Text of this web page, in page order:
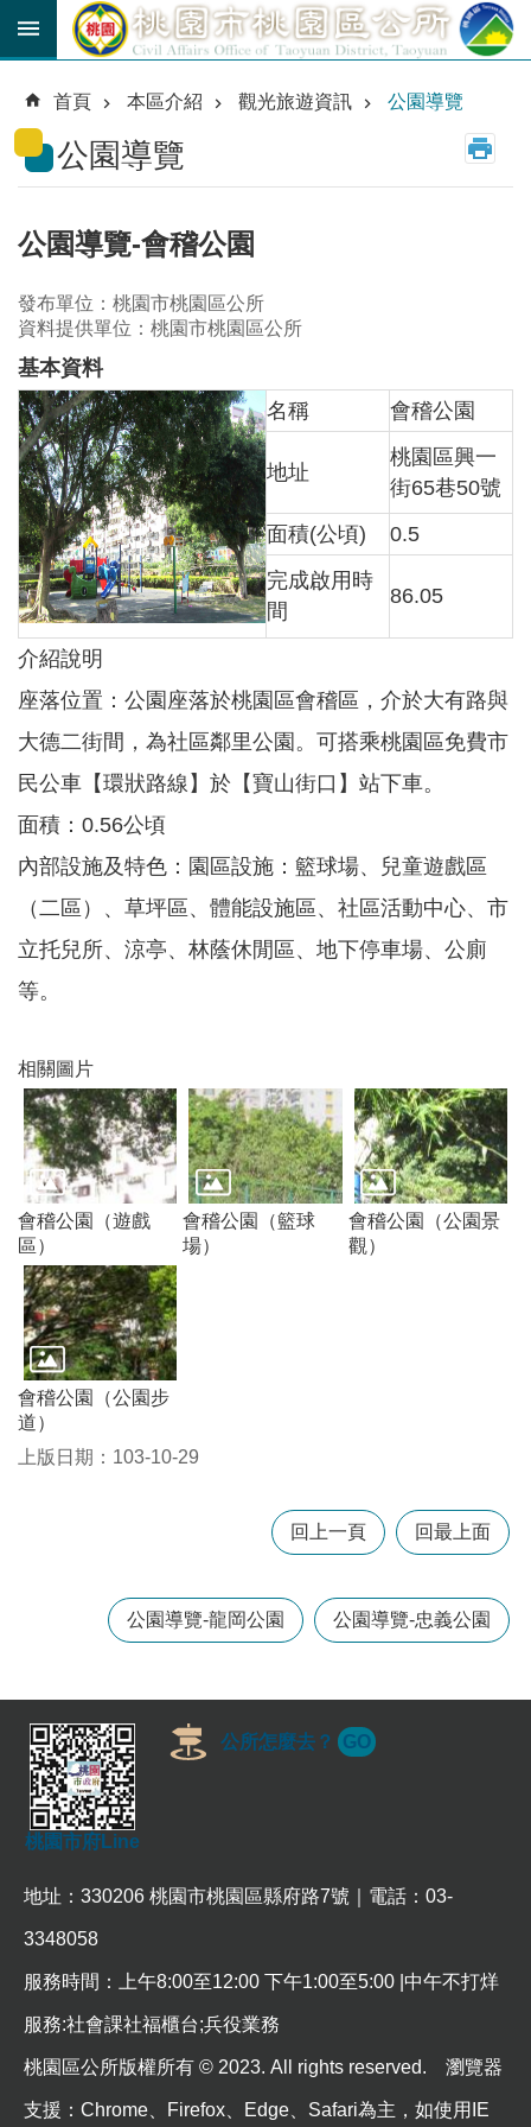
跳到主要內容區塊
育
貼
公
路
線
市
民
卡
進
階
搜
尋
本
區
介
紹
息
告
生
活
民
資
訊
機
通
訊
錄
相
關
資
料
回
首
頁
網
站
導
覽
桃
園
市
政
府
n
s
隱
權
首頁 本區介紹 觀光旅遊資訊 公園導覽
公園導覽
公園導覽-會稽公園
發布單位：桃園市桃園區公所
資料提供單位：桃園市桃園區公所
基本資料
名稱
會稽公園
地址
桃園區興一
街65巷50號
面積(公頃)
0.5
完成啟用時
間
86.05
介紹說明
座落位置：公園座落於桃園區會稽區，介於大有路與
大德二街間，為社區鄰里公園。可搭乘桃園區免費市
民公車【環狀路線】於【寶山街口】站下車。
面積：0.56公頃
內部設施及特色：園區設施：籃球場、兒童遊戲區
（二區）、草坪區、體能設施區、社區活動中心、市
立托兒所、涼亭、林蔭休閒區、地下停車場、公廁
等。
相關圖片
會稽公園（遊戲
區）
會稽公園（籃球
場）
會稽公園（公園景
觀）
會稽公園（公園步
道）
上版日期：103-10-29
回上一頁 回最上面
公園導覽-龍岡公園 公園導覽-忠義公園
桃園市府Line
公所怎麼去？ GO
地址：330206 桃園市桃園區縣府路7號｜電話：03-
3348058
服務時間：上午8:00至12:00 下午1:00至5:00 |中午不打烊
服務:社會課社福櫃台;兵役業務
桃園區公所版權所有 © 2023. All rights reserved. 瀏覽器
支援：Chrome、Firefox、Edge、Safari為主，如使用IE